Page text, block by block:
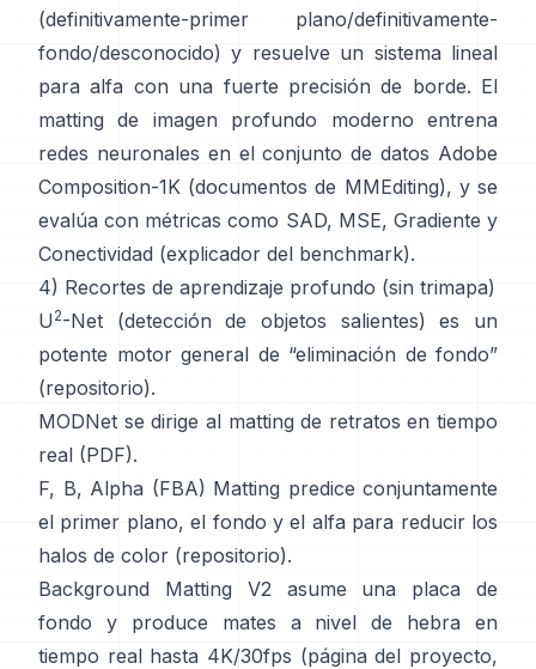
(definitivamente-primer plano/definitivamente-
fondo/desconocido) y resuelve un sistema lineal
para alfa con una fuerte precisión de borde. El
matting de imagen profundo
moderno entrena
redes neuronales en el conjunto de datos Adobe
Composition-1K (documentos de MMEditing), y se
evalúa con métricas como SAD, MSE, Gradiente y
Conectividad (explicador del benchmark).
4) Recortes de aprendizaje profundo (sin trimapa)
U 2-Net (detección de objetos salientes) es un
potente motor general de “eliminación de fondo”
(repositorio).
MODNet se dirige al matting de retratos en tiempo
real (PDF).
F, B, Alpha (FBA) Matting predice conjuntamente
el primer plano, el fondo y el alfa para reducir los
halos de color (repositorio).
Background Matting V2 asume una placa de
fondo y produce mates a nivel de hebra en
tiempo real hasta 4K/30fps (página del proyecto,